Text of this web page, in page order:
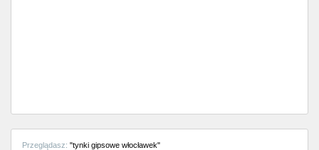
Przeglądasz: "tynki gipsowe włocławek"